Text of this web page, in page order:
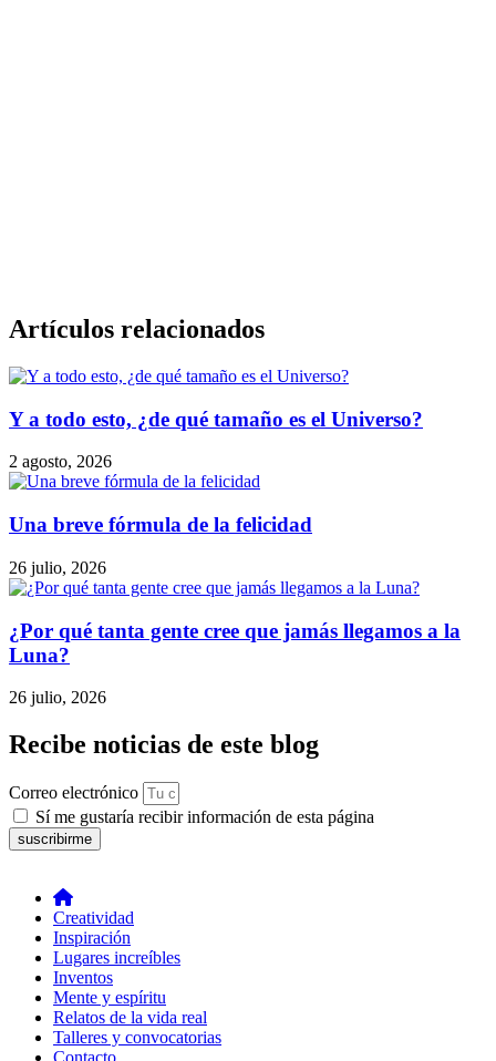
Artículos relacionados
Y a todo esto, ¿de qué tamaño es el Universo?
2 agosto, 2026
Una breve fórmula de la felicidad
26 julio, 2026
¿Por qué tanta gente cree que jamás llegamos a la
Luna?
26 julio, 2026
Recibe noticias de este blog
Correo electrónico
Sí me gustaría recibir información de esta página
suscribirme
Creatividad
Inspiración
Lugares increíbles
Inventos
Mente y espíritu
Relatos de la vida real
Talleres y convocatorias